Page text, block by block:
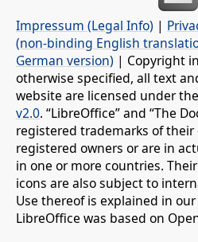
Impressum (Legal Info) |
(non-binding English
German version) | Copyright
otherwise specified, all text
website are licensed under the
v2.0. “LibreOffice” and “The
registered trademarks of
registered owners or are in
in one or more countries.
icons are also subject to
Use thereof is explained in our
LibreOffice was based on